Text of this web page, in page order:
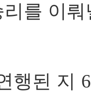
를 이
행된 지